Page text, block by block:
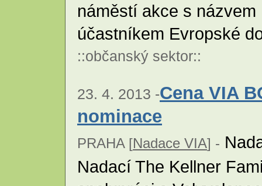
náměstí akce s
účastníkem Evropské
::občanský sektor::
23. 4. 2013 -Cena VIA
nominace
PRAHA [Nadace VIA] -
Nadací The Kellner